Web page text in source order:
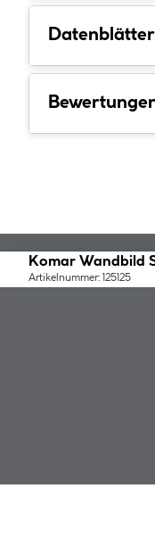
Komar Wandbild
Artikelnummer: 125125